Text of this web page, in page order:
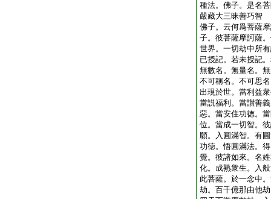
種法。佛子。是名
嚴藏大三昧善巧智
佛子。云何爲菩薩
子。彼菩薩摩訶薩
世界。一切劫中所
已授記。若未授記
無數名。無量名。
不可稱名。不可思
出現於世。當利益
當説福利。當讃善
惡。當安住功徳。
位。當成一切智。
願。入圓滿智。有
功徳。悟圓滿法。
覺。彼諸如來。名
化。成熟衆生。入
此菩薩。於一念中
劫。百千億那由他